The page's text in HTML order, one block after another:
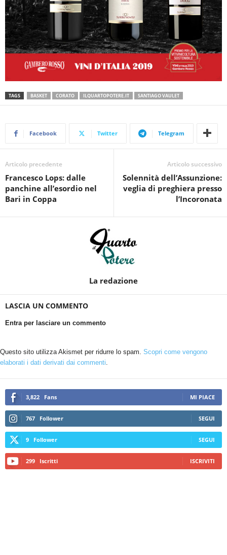
TAGS BASKET CORATO ILQUARTOPOTERE.IT SANTIAGO VAULET
Facebook Twitter Telegram
Articolo precedente
Francesco Lops: dalle
panchine all’esordio nel
Bari in Coppa
Articolo successivo
Solennità dell’Assunzione:
veglia di preghiera presso
l’Incoronata
La redazione
LASCIA UN COMMENTO
Entra per lasciare un commento
Questo sito utilizza Akismet per ridurre lo spam. Scopri come vengono
elaborati i dati derivati dai commenti
3,822 Fans MI PIACE
767 Follower SEGUI
9 Follower SEGUI
299 Iscritti ISCRIVITI